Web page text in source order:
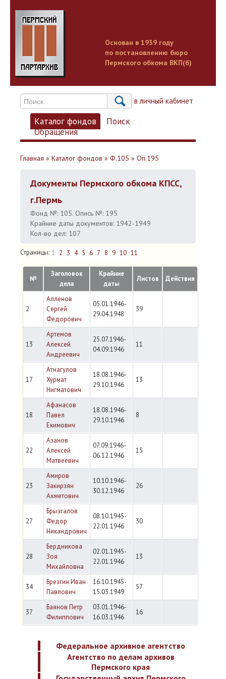
Основан в 1939 году
по постановлению бюро
Пермского обкома ВКП(б)
Вход в личный кабинет
Каталог фондов
Поиск
Обращения
Главная » Каталог фондов » Ф.105 » Оп.195
Документы Пермского обкома КПСС,
г.Пермь
Фонд №: 105. Опись №: 195
Крайние даты документов: 1942-1949
Кол-во дел: 107
Страницы: 1 2 3 4 5 6 7 8 9 10 11
№
Заголовок
дела
Крайние
даты
Листов Действия
2
Алленов
Сергей
Федорович
05.01.1946-
29.04.1948
39
13
Артемов
Алексей
Андреевич
25.07.1946-
04.09.1946
11
17
Атнагулов
Хурмат
Нигматович
18.08.1946-
29.10.1946
13
18
Афанасов
Павел
Екимович
18.08.1946-
29.10.1946
8
22
Азанов
Алексей
Матвеевич
07.09.1946-
06.12.1946
15
23
Амиров
Закирзян
Ахметович
10.10.1946-
30.12.1946
26
27
Брызгалов
Федор
Никандрович
08.10.1945-
22.01.1946
30
28
Бердникова
Зоя
Михайловна
02.01.1945-
22.01.1946
13
34
Брезгин Иван
Павлович
16.10.1945-
15.03.1949
57
37
Баянов Петр
Филиппович
03.01.1946-
16.03.1946
16
Федеральное архивное агентство
Агентство по делам архивов
Пермского края